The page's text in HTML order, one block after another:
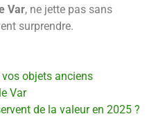
Var, ne jette pas sans
surprendre.
objets anciens
Var
de la valeur en 2025 ?